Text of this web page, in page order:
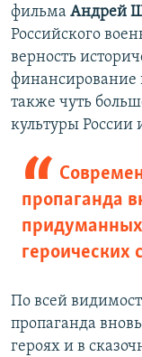
фильма Андрей
Российского
верность
финансирование
также чуть
культуры России
пропаганда
придуманных
героических
По всей
пропаганда
героях и в